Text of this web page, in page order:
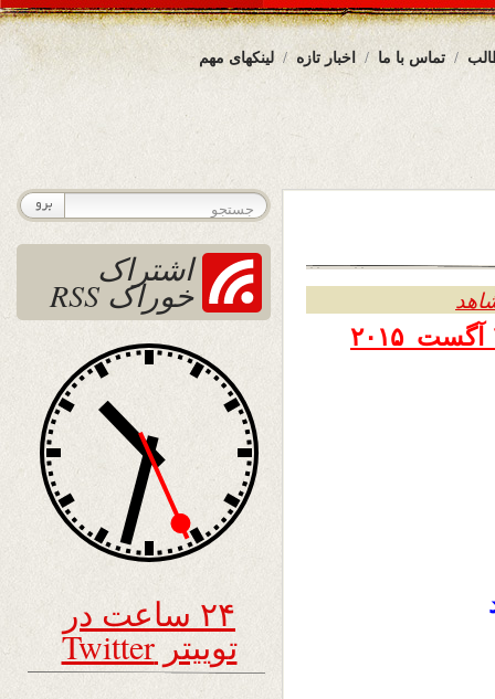
لینکهای مهم اخبار تازه تماس با ما
۲۰۱۵
اشتراک
خوراک RSS
۲۴ ساعت در
توییتر Twitter